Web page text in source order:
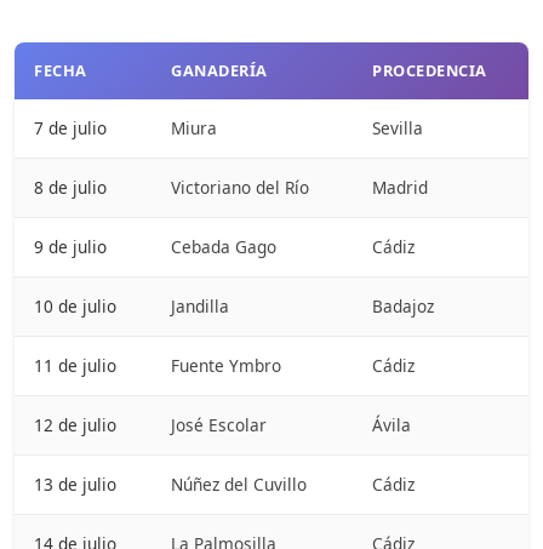
FECHA GANADERÍA PROCEDENCIA
7 de julio Miura Sevilla
8 de julio Victoriano del Río Madrid
9 de julio Cebada Gago Cádiz
10 de julio Jandilla Badajoz
11 de julio Fuente Ymbro Cádiz
12 de julio José Escolar Ávila
13 de julio Núñez del Cuvillo Cádiz
14 de julio La Palmosilla Cádiz